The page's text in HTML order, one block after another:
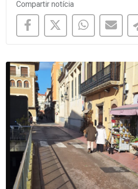
Compartir notícia